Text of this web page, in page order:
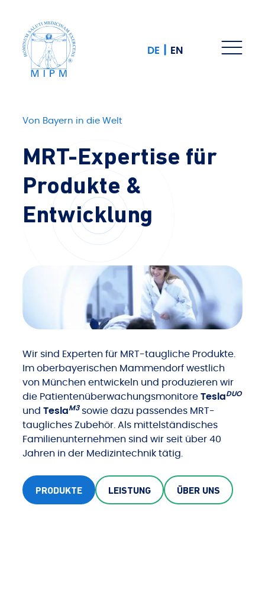
DE EN
Von Bayern in die Welt
MRT-Expertise für
Produkte &
Entwicklung
Wir sind Experten für MRT-taugliche Produkte.
Im oberbayerischen Mammendorf westlich
von München entwickeln und produzieren wir
die PatientenüberwachungsmonitoreTeslaDUO
undTeslaM3sowie dazu passendes MRT-
taugliches Zubehör. Als mittelständisches
Familienunternehmen sind wir seit über 40
Jahren in der Medizintechnik tätig.
PRODUKTE LEISTUNG ÜBER UNS